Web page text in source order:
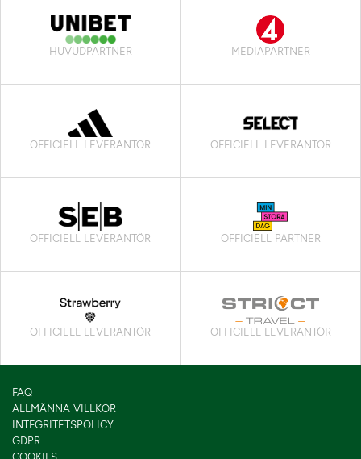
HUVUDPARTNER MEDIAPARTNER
OFFICIELL LEVERANTÖR OFFICIELL LEVERANTÖR
OFFICIELL LEVERANTÖR OFFICIELL PARTNER
OFFICIELL LEVERANTÖR OFFICIELL LEVERANTÖR
FAQ
ALLMÄNNA VILLKOR
INTEGRITETSPOLICY
GDPR